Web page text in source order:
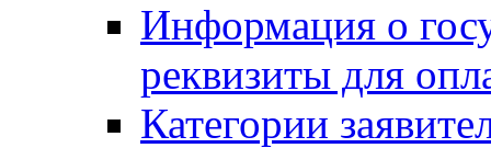
Информация о
реквизиты для
Категории